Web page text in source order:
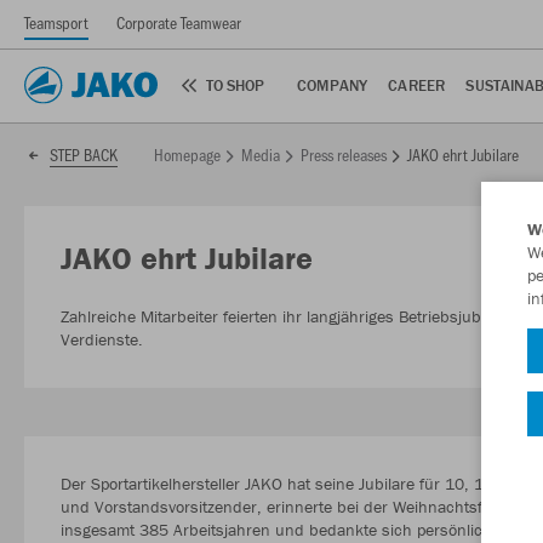
Teamsport Corporate Teamwear
TO SHOP COMPANY CAREER
STEP BACK Homepage Media Press releases JAKO ehrt Jubilare
JAKO ehrt Jubilare
Zahlreiche Mitarbeiter feierten ihr langjähriges Betriebsjubiläum.
Verdienste.
Der Sportartikelhersteller JAKO hat seine Jubilare für 10, 15, 20
und Vorstandsvorsitzender, erinnerte bei der Weihnachtsfeier am
insgesamt 385 Arbeitsjahren und bedankte sich persönlich für